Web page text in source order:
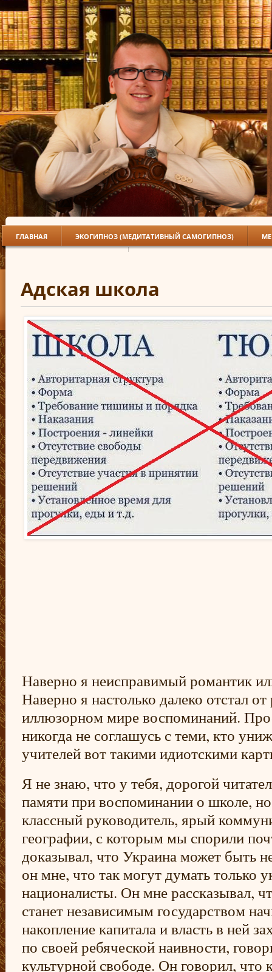
ГЛАВНАЯ ЭКОГИПНОЗ (МЕДИТАТИВНЫЙ САМОГИПНОЗ)
Адская школа
Наверно я неисправимый романтик
Наверно я настолько далеко отстал
иллюзорном мире воспоминаний.
никогда не соглашусь с теми, кто
учителей вот такими идиотскими
Я не знаю, что у тебя, дорогой
памяти при воспоминании о школе,
классный руководитель, ярый
географии, с которым мы спорили
доказывал, что Украина может быть
он мне, что так могут думать только
националисты. Он мне рассказывал,
станет независимым государством
накопление капитала и власть в ней
по своей ребяческой наивности,
культурной свободе. Он говорил, что